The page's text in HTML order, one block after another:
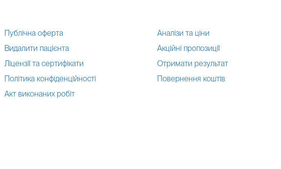
Публічна оферта
Видалити пацієнта
Ліцензії та сертифікати
Політика конфіденційності
Акт виконаних робіт
Аналізи та ціни
Акційні пропозиції
Отримати результат
Повернення коштів